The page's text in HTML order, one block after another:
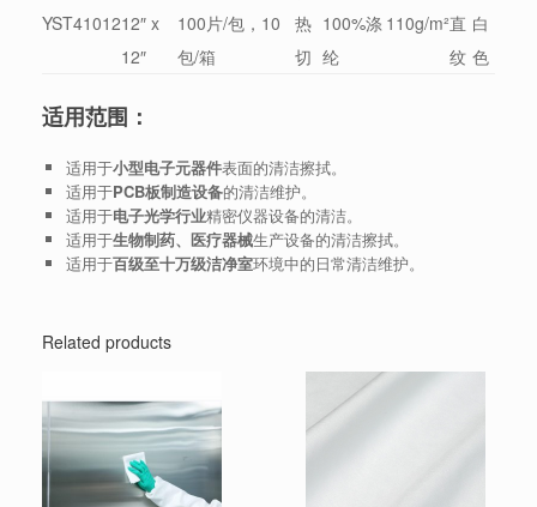
YST4101212″ x
12″
100片/包，10
包/箱
热
切
100%涤
纶
110g/m²直
纹
白
色
适用范围：
适用于小型电子元器件表面的清洁擦拭。
适用于PCB板制造设备的清洁维护。
适用于电子光学行业精密仪器设备的清洁。
适用于生物制药、医疗器械生产设备的清洁擦拭。
适用于百级至十万级洁净室环境中的日常清洁维护。
Related products